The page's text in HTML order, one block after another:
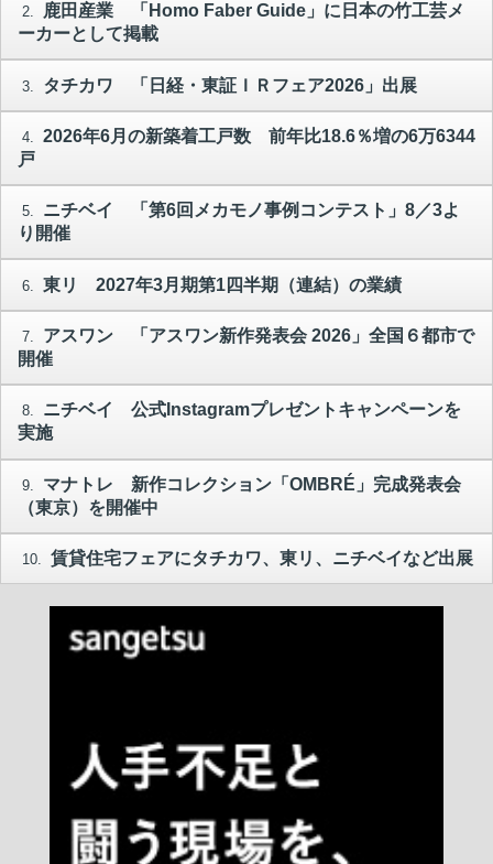
2.
鹿田産業 「Homo Faber Guide」に日本の竹工芸メ
ーカーとして掲載
3. タチカワ 「日経・東証ＩＲフェア2026」出展
4.
2026年6月の新築着工戸数 前年比18.6％増の6万6344
戸
5.
ニチベイ 「第6回メカモノ事例コンテスト」8／3よ
り開催
6. 東リ 2027年3月期第1四半期（連結）の業績
7.
アスワン 「アスワン新作発表会 2026」全国６都市で
開催
8.
ニチベイ 公式Instagramプレゼントキャンペーンを
実施
9.
マナトレ 新作コレクション「OMBRÉ」完成発表会
（東京）を開催中
10. 賃貸住宅フェアにタチカワ、東リ、ニチベイなど出展